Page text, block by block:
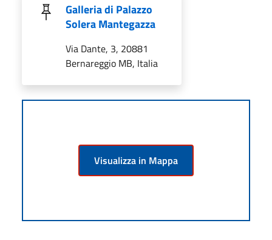
Galleria di Palazzo
Solera Mantegazza
Via Dante, 3, 20881
Bernareggio MB, Italia
Visualizza in Mappa